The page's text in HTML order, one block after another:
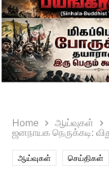
Home ஆய்வுகள்
ஜனநாயக நெருக்கடி:
ஆய்வுகள் செய்திகள்